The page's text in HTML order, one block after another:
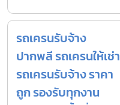
รถเครนรับจ้าง
ปากพลี รถเครนให้เช่า
รถเครนรับจ้าง ราคา
ถูก รองรับทุกงาน